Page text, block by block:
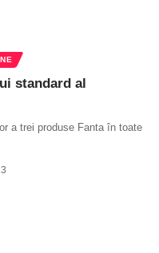
standard al
a trei produse Fanta în toate